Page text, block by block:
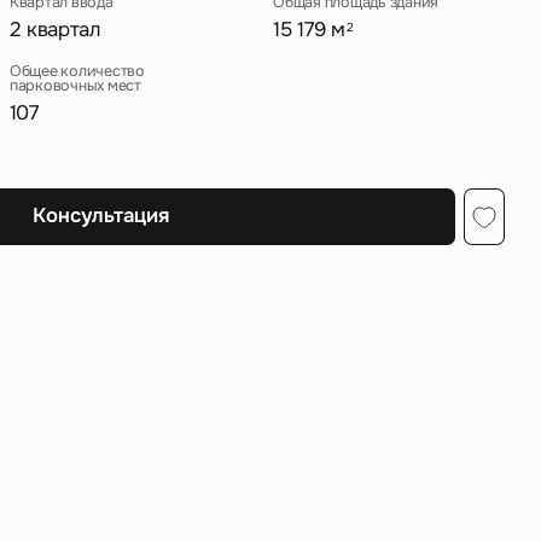
2 квартал 15 179 м2
Общее количество
парковочных мест
107
Консультация